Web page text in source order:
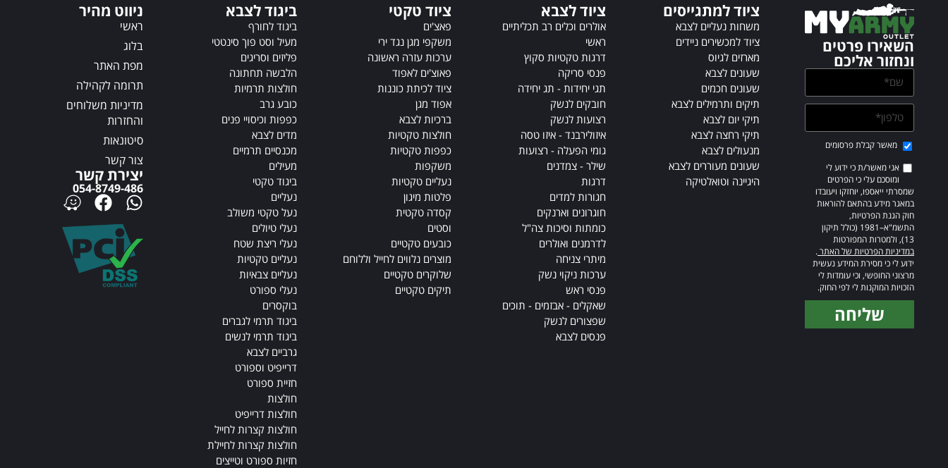
e
השאירו פרטים
ונחזור אליכם
מאשר קבלת פרסומים
אני מאשר/ת כי ידוע לי
ומוסכם עלי כי הפרטים
שמסרתי ייאספו, יוחזקו ויעובדו
במאגר מידע בהתאם להוראות
חוק הגנת הפרטיות,
התשמ"א–1981 (כולל תיקון
13), ולמטרות המפורטות
במדיניות הפרטיות של האתר.
ידוע לי כי מסירת המידע נעשית
מרצוני החופשי, וכי עומדות לי
הזכויות המוקנות לי לפי החוק.
שליחה
ציוד למתגייסים
משחות נעליים לצבא
ציוד למכשירים ניידים
מארזים לגיוס
שעונים לצבא
שעונים חכמים
תיקים ותרמילים לצבא
תיקי יום לצבא
תיקי רחצה לצבא
מנעולים לצבא
שעונים מעוררים לצבא
היגיינה וטואלטיקה
ציוד לצבא
אולרים וכלים רב תכליתיים
ראשי
דרגות טקטיות סקוץ
פנסי סריקה
תגי יחידות - תג יחידה
חובקים לנשק
רצועות לנשק
איזולירבנד - איזו טסה
גומי הפעלה - רצועות
שילר - צמדנים
דרגות
חגורות למדים
חוגרונים וארנקים
כומתות וסיכות צה"ל
לדרמנים ואולרים
מיתרי צניחה
ערכות ניקוי נשק
פנסי ראש
שאקלים - אבזמים - תוכים
שפצורים לנשק
פנסים לצבא
ציוד טקטי
פאצ'ים
משקפי מגן נגד ירי
ערכות עזרה ראשונה
פאוצ'ים לאפוד
ציוד לכיתת כוננות
אפוד מגן
ברכיות לצבא
חולצות טקטיות
כפפות טקטיות
משקפות
נעליים טקטיות
פלטות מיגון
קסדה טקטית
וסטים
כובעים טקטיים
מוצרים נלווים לחייל וללוחם
שלוקרים טקטיים
תיקים טקטיים
ביגוד לצבא
ביגוד לחורף
מעיל וסט פוך סינטטי
פליזים וסריגים
הלבשה תחתונה
חולצות תרמיות
כובע גרב
כפפות וכיסויי פנים
מדים לצבא
מכנסיים תרמיים
מעילים
ביגוד טקטי
נעליים
נעל טקטי משולב
נעלי טיולים
נעלי ריצת שטח
נעליים טקטיות
נעליים צבאיות
נעלי ספורט
בוקסרים
ביגוד תרמי לגברים
ביגוד תרמי לנשים
גרביים לצבא
דרייפיט וספורט
חזיית ספורט
חולצות
חולצות דרייפיט
חולצות קצרות לחייל
חולצות קצרות לחיילת
חזיות ספורט וטייצים
ניווט מהיר
ראשי
בלוג
מפת האתר
תרומה לקהילה
מדיניות משלוחים
והחזרות
סיטונאות
צור קשר
יצירת קשר
054-8749-486